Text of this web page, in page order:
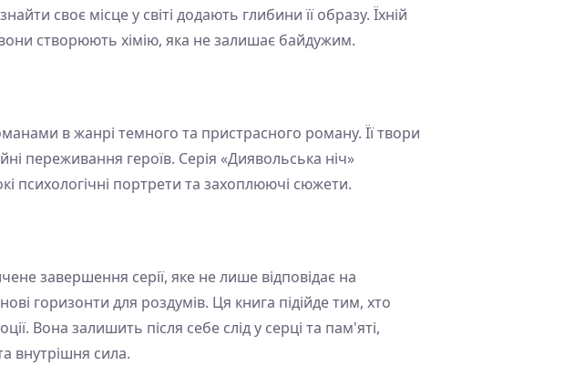
своє місце у світі додають глибини її образу. Їхній
створюють хімію, яка не залишає байдужим.
в жанрі темного та пристрасного роману. Її твори
переживання героїв. Серія «Диявольська ніч»
психологічні портрети та захоплюючі сюжети.
завершення серії, яке не лише відповідає на
горизонти для роздумів. Ця книга підійде тим, хто
Вона залишить після себе слід у серці та пам'яті,
внутрішня сила.